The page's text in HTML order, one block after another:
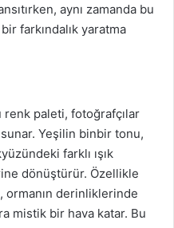
aynı zamanda bu
farkındalık yaratma
renk paleti, fotoğrafçılar
sunar. Yeşilin binbir tonu,
farklı ışık
dönüştürür. Özellikle
ormanın derinliklerinde
mistik bir hava katar. Bu